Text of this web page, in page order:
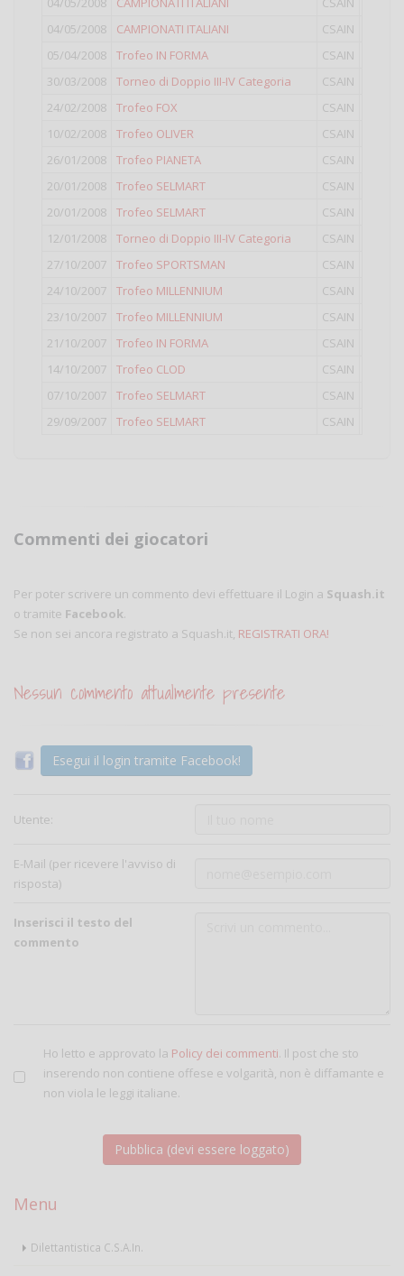
04/05/2008
CAMPIONATI ITALIANI CSAIN
05/04/2008
Trofeo IN FORMA CSAIN
30/03/2008
Torneo di Doppio III-IV Categoria CSAIN
24/02/2008
Trofeo FOX CSAIN
10/02/2008
Trofeo OLIVER CSAIN
26/01/2008
Trofeo PIANETA CSAIN
20/01/2008
Trofeo SELMART CSAIN
20/01/2008
Trofeo SELMART CSAIN
12/01/2008
Torneo di Doppio III-IV Categoria CSAIN
27/10/2007
Trofeo SPORTSMAN CSAIN
24/10/2007
Trofeo MILLENNIUM CSAIN
23/10/2007
Trofeo MILLENNIUM CSAIN
21/10/2007
Trofeo IN FORMA CSAIN
14/10/2007
Trofeo CLOD CSAIN
07/10/2007
Trofeo SELMART CSAIN
29/09/2007
Trofeo SELMART CSAIN
Commenti dei giocatori
Per poter scrivere un commento devi effettuare il Login a Squash.it
o tramite Facebook.
Se non sei ancora registrato a Squash.it, REGISTRATI ORA!
Nessun commento attualmente presente
Esegui il login tramite Facebook!
Utente:
E-Mail (per ricevere l'avviso di
risposta)
Inserisci il testo del
commento
Ho letto e approvato la Policy dei commenti. Il post che sto
inserendo non contiene offese e volgarità, non è diffamante e
non viola le leggi italiane.
Menu
Dilettantistica C.S.A.In.